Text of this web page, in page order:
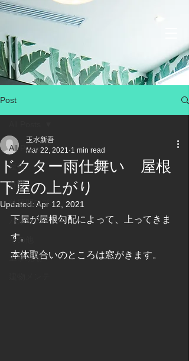
Post
All Posts
屋根
外壁
外壁開口部
バルコニー
その他
工事現場
ドクター雨仕舞い 屋根
下屋の上がり
玉水新吾
Mar 22, 2021 1 min read
Updated: Apr 12, 2021
下屋が屋根勾配によって、上ってきま
す。
本体取合いのところは窓がきます。